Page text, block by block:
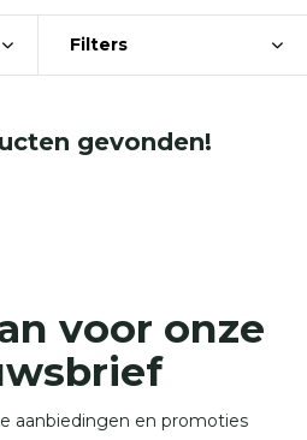
Filters
gevonden!
voor onze
aanbiedingen en promoties